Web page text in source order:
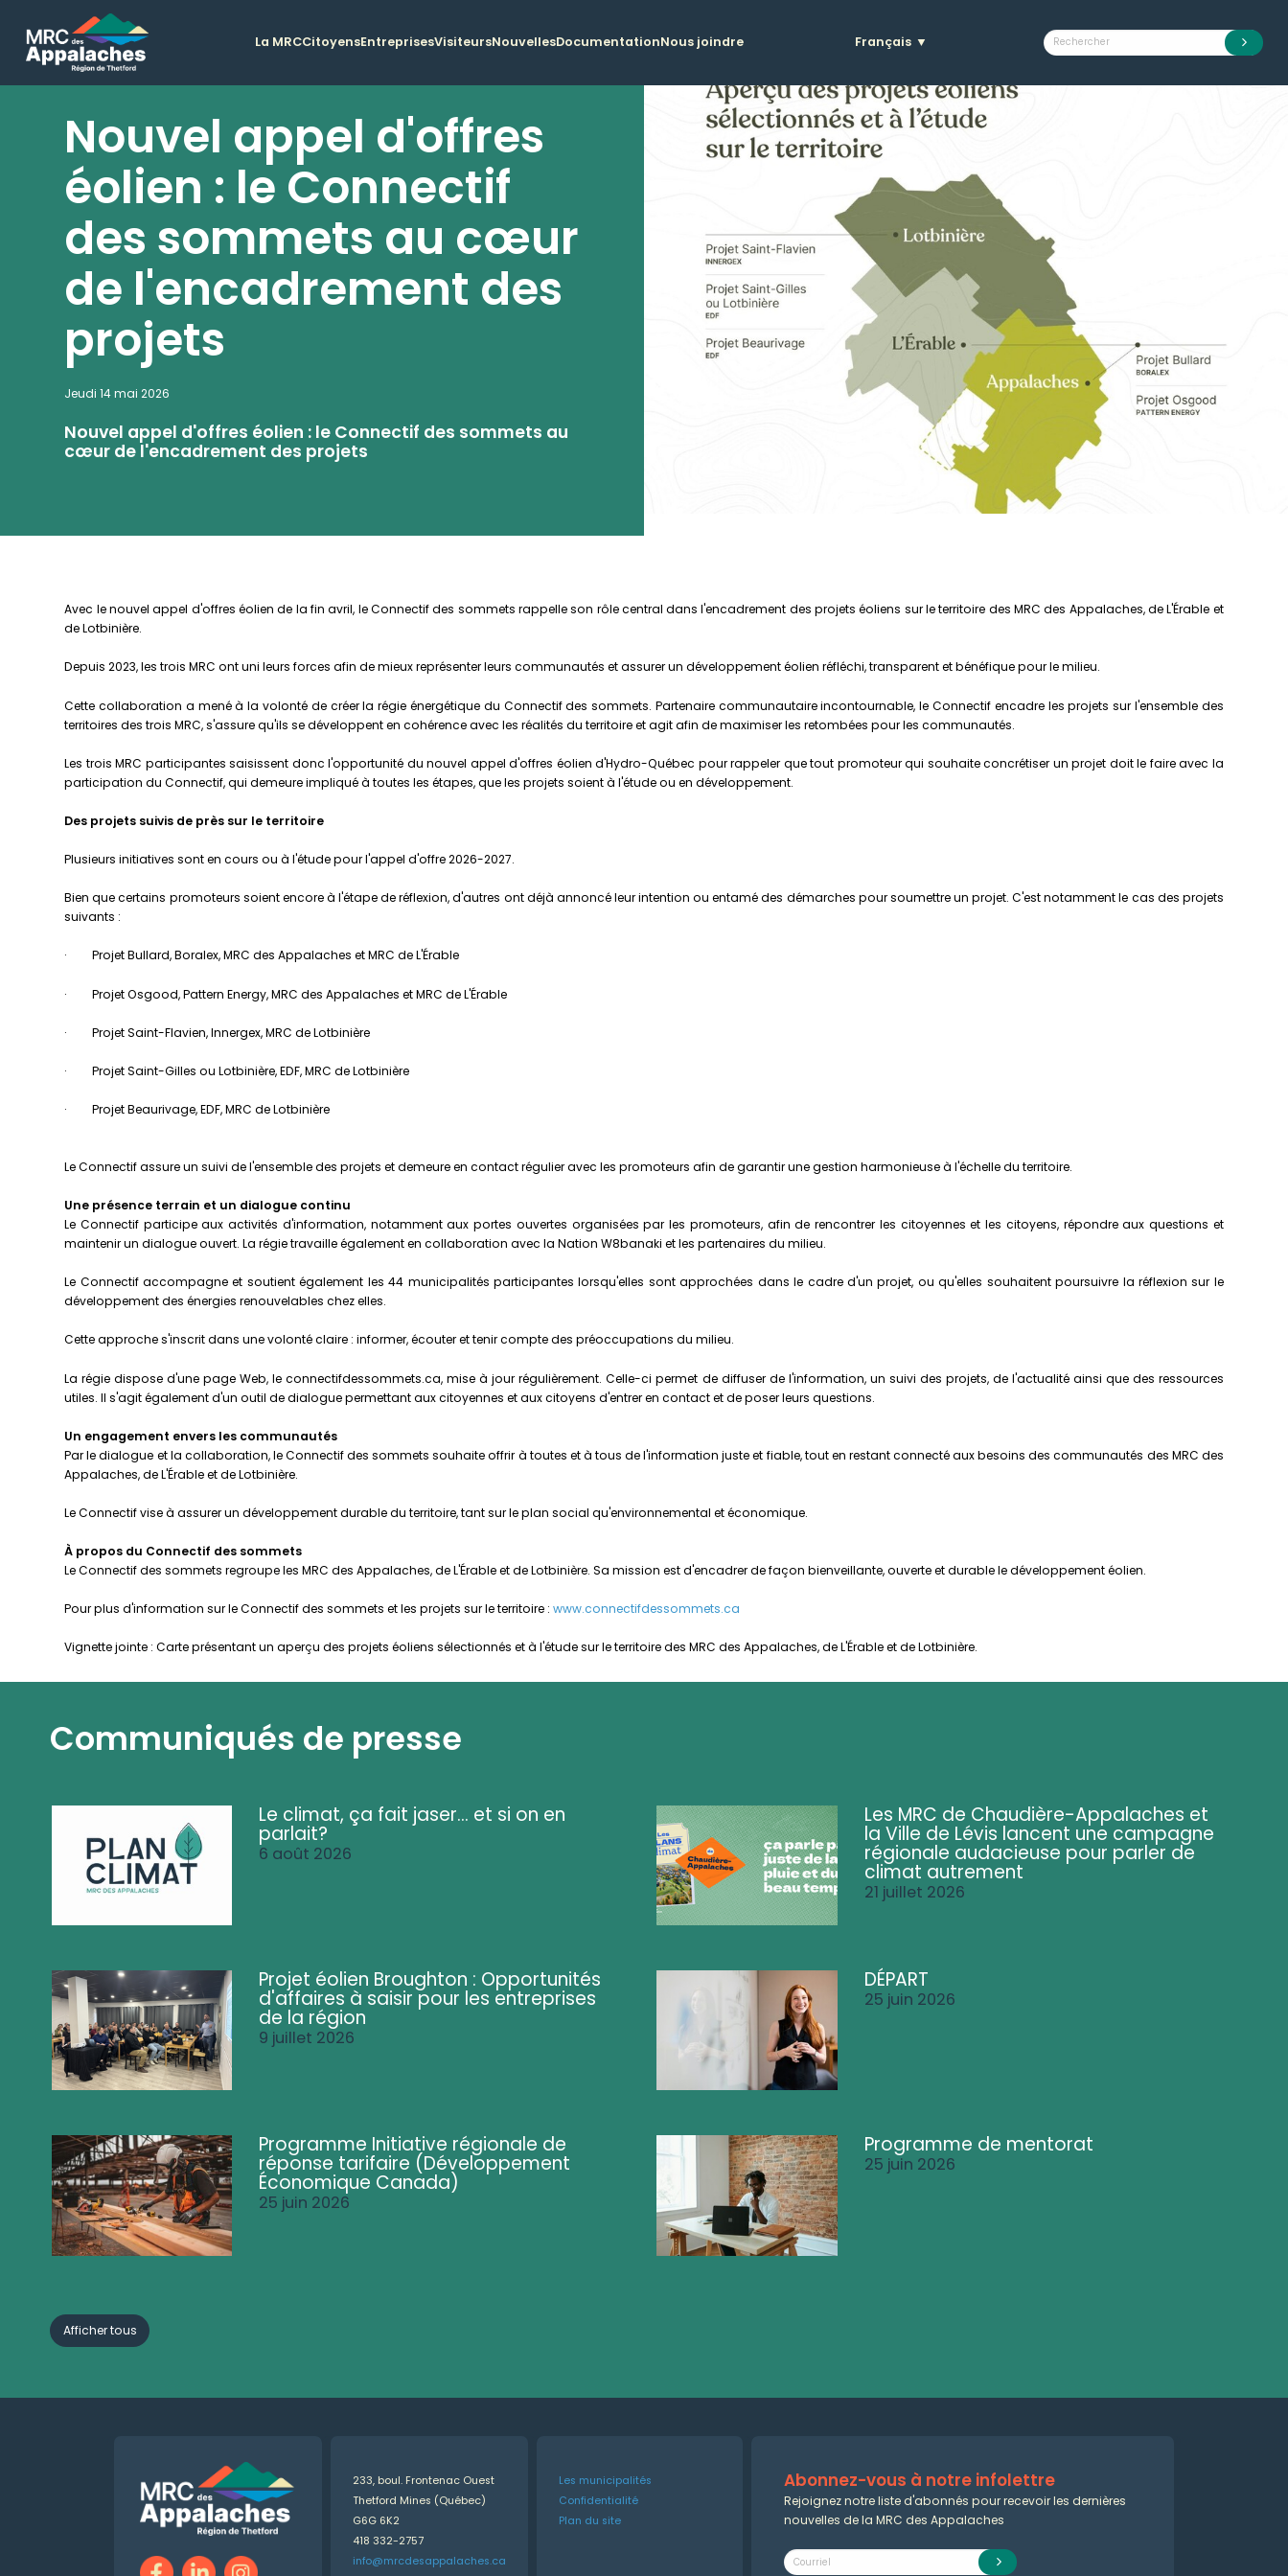
La MRCCitoyensEntreprisesVisiteursNouvellesDocumentationNous joindre Français ▼
Nouvel appel d'offres
éolien : le Connectif
des sommets au cœur
de l'encadrement des
projets
Jeudi 14 mai 2026
Nouvel appel d'offres éolien : le Connectif des sommets au
cœur de l'encadrement des projets
Avec le nouvel appel d'offres éolien de la fin avril, le Connectif des sommets rappelle son rôle central dans l'encadrement des projets éoliens sur le territoire des MRC des Appalaches, de L'Érable et
de Lotbinière.
Depuis 2023, les trois MRC ont uni leurs forces afin de mieux représenter leurs communautés et assurer un développement éolien réfléchi, transparent et bénéfique pour le milieu.
Cette collaboration a mené à la volonté de créer la régie énergétique du Connectif des sommets. Partenaire communautaire incontournable, le Connectif encadre les projets sur l'ensemble des
territoires des trois MRC, s'assure qu'ils se développent en cohérence avec les réalités du territoire et agit afin de maximiser les retombées pour les communautés.
Les trois MRC participantes saisissent donc l'opportunité du nouvel appel d'offres éolien d'Hydro-Québec pour rappeler que tout promoteur qui souhaite concrétiser un projet doit le faire avec la
participation du Connectif, qui demeure impliqué à toutes les étapes, que les projets soient à l'étude ou en développement.
Des projets suivis de près sur le territoire
Plusieurs initiatives sont en cours ou à l'étude pour l'appel d'offre 2026-2027.
Bien que certains promoteurs soient encore à l'étape de réflexion, d'autres ont déjà annoncé leur intention ou entamé des démarches pour soumettre un projet. C'est notamment le cas des projets
suivants :
· Projet Bullard, Boralex, MRC des Appalaches et MRC de L'Érable
· Projet Osgood, Pattern Energy, MRC des Appalaches et MRC de L'Érable
· Projet Saint-Flavien, Innergex, MRC de Lotbinière
· Projet Saint-Gilles ou Lotbinière, EDF, MRC de Lotbinière
· Projet Beaurivage, EDF, MRC de Lotbinière
Le Connectif assure un suivi de l'ensemble des projets et demeure en contact régulier avec les promoteurs afin de garantir une gestion harmonieuse à l'échelle du territoire.
Une présence terrain et un dialogue continu
Le Connectif participe aux activités d'information, notamment aux portes ouvertes organisées par les promoteurs, afin de rencontrer les citoyennes et les citoyens, répondre aux questions et
maintenir un dialogue ouvert. La régie travaille également en collaboration avec la Nation W8banaki et les partenaires du milieu.
Le Connectif accompagne et soutient également les 44 municipalités participantes lorsqu'elles sont approchées dans le cadre d'un projet, ou qu'elles souhaitent poursuivre la réflexion sur le
développement des énergies renouvelables chez elles.
Cette approche s'inscrit dans une volonté claire : informer, écouter et tenir compte des préoccupations du milieu.
La régie dispose d'une page Web, le connectifdessommets.ca, mise à jour régulièrement. Celle-ci permet de diffuser de l'information, un suivi des projets, de l'actualité ainsi que des ressources
utiles. Il s'agit également d'un outil de dialogue permettant aux citoyennes et aux citoyens d'entrer en contact et de poser leurs questions.
Un engagement envers les communautés
Par le dialogue et la collaboration, le Connectif des sommets souhaite offrir à toutes et à tous de l'information juste et fiable, tout en restant connecté aux besoins des communautés des MRC des
Appalaches, de L'Érable et de Lotbinière.
Le Connectif vise à assurer un développement durable du territoire, tant sur le plan social qu'environnemental et économique.
À propos du Connectif des sommets
Le Connectif des sommets regroupe les MRC des Appalaches, de L'Érable et de Lotbinière. Sa mission est d'encadrer de façon bienveillante, ouverte et durable le développement éolien.
Pour plus d'information sur le Connectif des sommets et les projets sur le territoire :www.connectifdessommets.ca
Vignette jointe : Carte présentant un aperçu des projets éoliens sélectionnés et à l'étude sur le territoire des MRC des Appalaches, de L'Érable et de Lotbinière.
Communiqués de presse
Le climat, ça fait jaser... et si on en
parlait?
6 août 2026
Les MRC de Chaudière-Appalaches et
la Ville de Lévis lancent une campagne
régionale audacieuse pour parler de
climat autrement
21 juillet 2026
Projet éolien Broughton : Opportunités
d'affaires à saisir pour les entreprises
de la région
9 juillet 2026
DÉPART
25 juin 2026
Programme Initiative régionale de
réponse tarifaire (Développement
Économique Canada)
25 juin 2026
Programme de mentorat
25 juin 2026
Afficher tous
233, boul. Frontenac Ouest
Thetford Mines (Québec)
G6G 6K2
418 332-2757
info@mrcdesappalaches.ca
Les municipalités
Confidentialité
Plan du site
Abonnez-vous à notre infolettre
Rejoignez notre liste d'abonnés pour recevoir les dernières
nouvelles de la MRC des Appalaches